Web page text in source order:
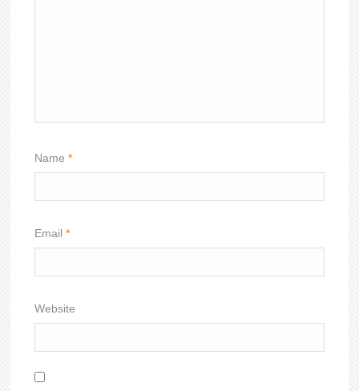
Name*
Email*
Website